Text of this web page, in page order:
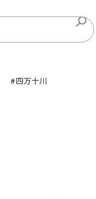
四万十川